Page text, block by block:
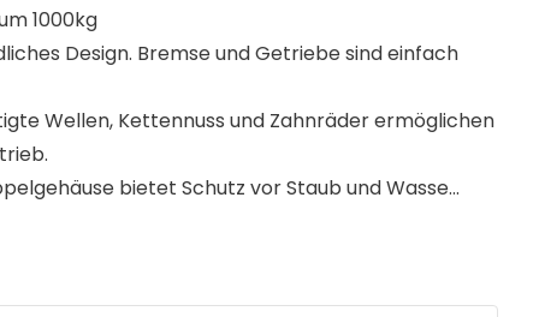
1000kg
Design. Bremse und Getriebe sind einfach
Wellen, Kettennuss und Zahnräder ermöglichen
bietet Schutz vor Staub und Wasse...